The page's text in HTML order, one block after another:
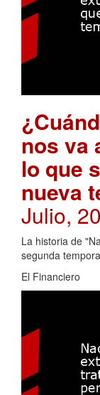
nos va
lo que
nueva
Julio,
La historia de
segunda
El Financiero